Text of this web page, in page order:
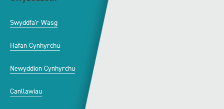
Swyddfa'r Wasg
Hafan Cynhyrchu
Newyddion Cynhyrchu
Canllawiau